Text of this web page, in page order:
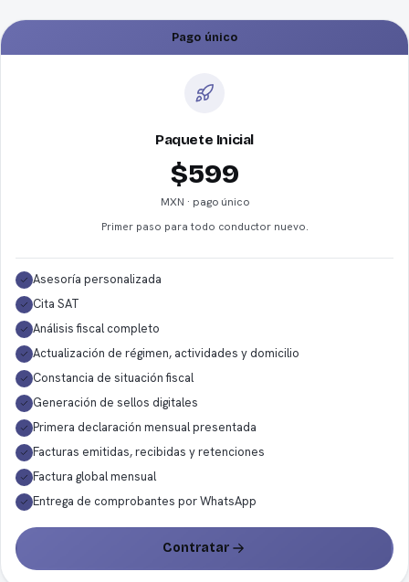
Pago único
Paquete Inicial
$599
MXN · pago único
Primer paso para todo conductor nuevo.
Asesoría personalizada
Cita SAT
Análisis fiscal completo
Actualización de régimen, actividades y domicilio
Constancia de situación fiscal
Generación de sellos digitales
Primera declaración mensual presentada
Facturas emitidas, recibidas y retenciones
Factura global mensual
Entrega de comprobantes por WhatsApp
Contratar